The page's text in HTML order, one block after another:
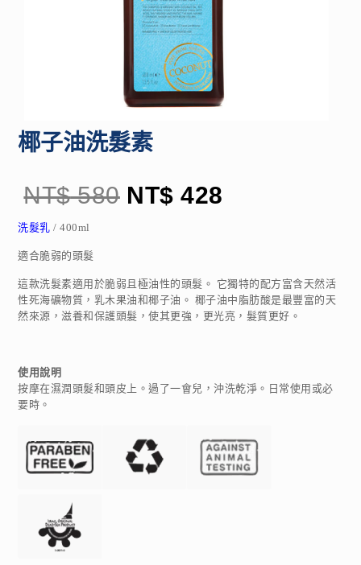
椰子油洗髮素
NT$580 NT$ 428
洗髮乳 / 400ml
適合脆弱的頭髮
這款洗髮素適用於脆弱且極油性的頭髮。 它獨特的配方富含天然活
性死海礦物質，乳木果油和椰子油。 椰子油中脂肪酸是最豐富的天
然來源，滋養和保護頭髮，使其更強，更光亮，髮質更好。
使用說明
按摩在濕潤頭髮和頭皮上。過了一會兒，沖洗乾淨。日常使用或必
要時。